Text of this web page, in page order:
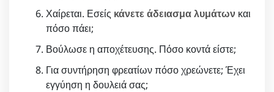
Χαίρεται. Εσείς κάνετε άδειασμα λυμάτων και
πόσο πάει;
Βούλωσε η αποχέτευσης. Πόσο κοντά είστε;
Για συντήρηση φρεατίων πόσο χρεώνετε; Έχει
εγγύηση η δουλειά σας;